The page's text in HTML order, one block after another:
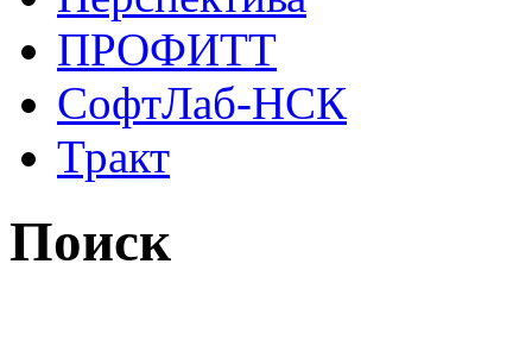
ПРОФИТТ
СофтЛаб-НСК
Тракт
Поиск